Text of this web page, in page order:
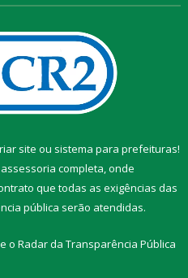
site ou sistema para prefeituras!
assessoria completa, onde
que todas as exigências das
pública serão atendidas.
e o Radar da Transparência Pública